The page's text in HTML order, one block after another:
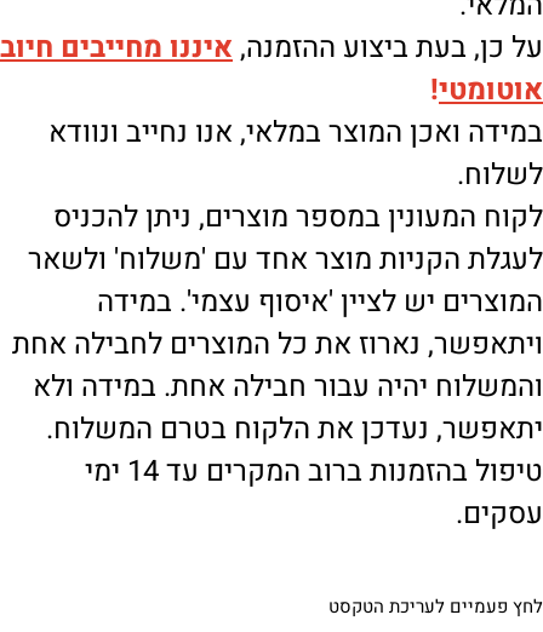
על כן, בעת ביצוע ההזמנה, איננו מחייבים חיוב
אוטומטי!
במידה ואכן המוצר במלאי, אנו נחייב ונוודא
לשלוח.
לקוח המעונין במספר מוצרים, ניתן להכניס
לעגלת הקניות מוצר אחד עם 'משלוח' ולשאר
המוצרים יש לציין 'איסוף עצמי'. במידה
ויתאפשר, נארוז את כל המוצרים לחבילה אחת
והמשלוח יהיה עבור חבילה אחת. במידה ולא
יתאפשר, נעדכן את הלקוח בטרם המשלוח.
טיפול בהזמנות ברוב המקרים עד 14 ימי
עסקים.
לחץ פעמיים לעריכת הטקסט